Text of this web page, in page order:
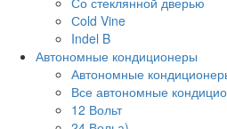
Сold Vine
Indel B
Автономные кондиционеры
Автономные
Все автономные
12 Вольт